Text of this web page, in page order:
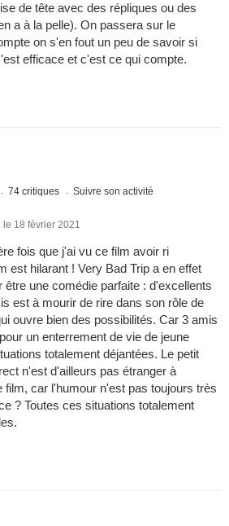
de tête avec des répliques ou des
a à la pelle). On passera sur le
on s'en fout un peu de savoir si
efficace et c'est ce qui compte.
74 critiques Suivre son activité
le 18 février 2021
fois que j'ai vu ce film avoir ri
est hilarant ! Very Bad Trip a en effet
être une comédie parfaite : d'excellents
est à mourir de rire dans son rôle de
ouvre bien des possibilités. Car 3 amis
un enterrement de vie de jeune
totalement déjantées. Le petit
n'est d'ailleurs pas étranger à
car l'humour n'est pas toujours très
? Toutes ces situations totalement